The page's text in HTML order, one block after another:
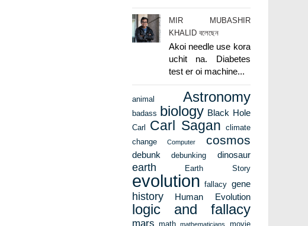
MIR MUBASHIR
KHALID বলেছেন
Akoi needle use kora
uchit na. Diabetes
test er oi machine...
animal Astronomy
badass biology Black Hole
Carl Carl Sagan climate
change
Computer cosmos
debunk debunking dinosaur
earth Earth Story
evolution fallacy gene
history Human Evolution
logic and fallacy
mars math mathematicians movie